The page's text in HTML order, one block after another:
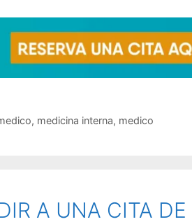
, medicina interna, medico
A UNA CITA